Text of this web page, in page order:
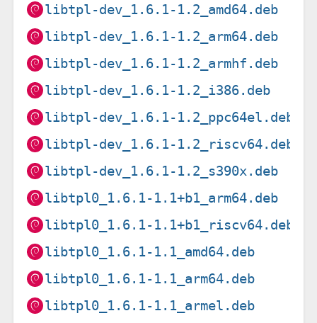
libtpl-dev_1.6.1-1.2_amd64.deb
libtpl-dev_1.6.1-1.2_arm64.deb
libtpl-dev_1.6.1-1.2_armhf.deb
libtpl-dev_1.6.1-1.2_i386.deb
libtpl-dev_1.6.1-1.2_ppc64el.deb
libtpl-dev_1.6.1-1.2_riscv64.deb
libtpl-dev_1.6.1-1.2_s390x.deb
libtpl0_1.6.1-1.1+b1_arm64.deb
libtpl0_1.6.1-1.1+b1_riscv64.deb
libtpl0_1.6.1-1.1_amd64.deb
libtpl0_1.6.1-1.1_arm64.deb
libtpl0_1.6.1-1.1_armel.deb